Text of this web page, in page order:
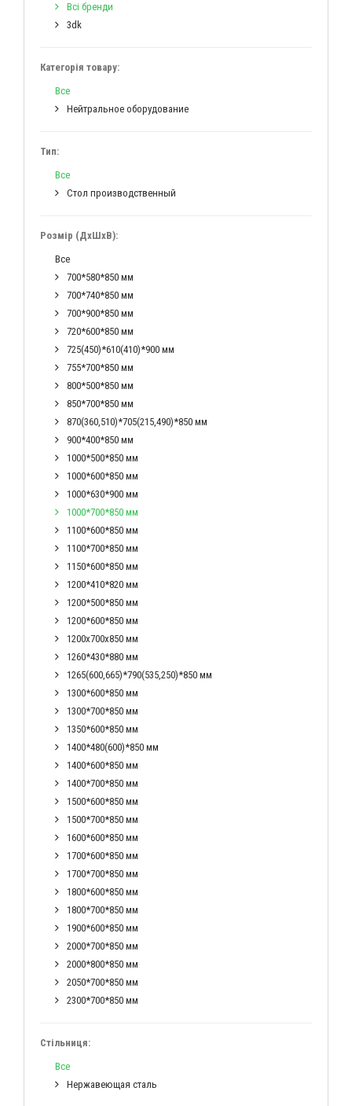
Всі бренди
3dk
Категорія товару:
Все
Нейтральное оборудование
Тип:
Все
Стол производственный
Розмір (ДхШхВ):
Все
700*580*850 мм
700*740*850 мм
700*900*850 мм
720*600*850 мм
725(450)*610(410)*900 мм
755*700*850 мм
800*500*850 мм
850*700*850 мм
870(360,510)*705(215,490)*850 мм
900*400*850 мм
1000*500*850 мм
1000*600*850 мм
1000*630*900 мм
1000*700*850 мм
1100*600*850 мм
1100*700*850 мм
1150*600*850 мм
1200*410*820 мм
1200*500*850 мм
1200*600*850 мм
1200x700x850 мм
1260*430*880 мм
1265(600,665)*790(535,250)*850 мм
1300*600*850 мм
1300*700*850 мм
1350*600*850 мм
1400*480(600)*850 мм
1400*600*850 мм
1400*700*850 мм
1500*600*850 мм
1500*700*850 мм
1600*600*850 мм
1700*600*850 мм
1700*700*850 мм
1800*600*850 мм
1800*700*850 мм
1900*600*850 мм
2000*700*850 мм
2000*800*850 мм
2050*700*850 мм
2300*700*850 мм
Стільниця:
Все
Нержавеющая сталь